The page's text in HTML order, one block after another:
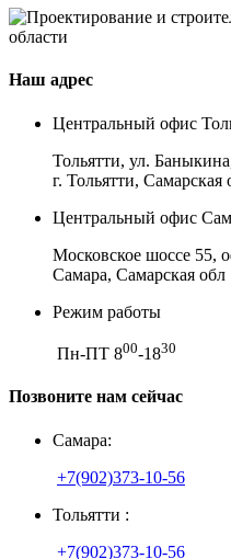
Наш адрес
Центральный офис
Тольятти, ул.
г. Тольятти, Самарская
Центральный офис
Московское шоссе 55,
Самара, Самарская обл
Режим работы
Пн-ПТ 800-1830
Позвоните нам сейчас
Самара:
+7(902)373-10-56
Тольятти :
+7(902)373-10-56